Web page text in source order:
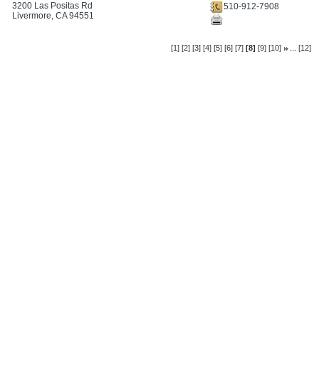
3200 Las Positas Rd
Livermore, CA 94551
510-912-7908
[1] [2] [3] [4] [5] [6] [7] [8] [9] [10] ...[12]